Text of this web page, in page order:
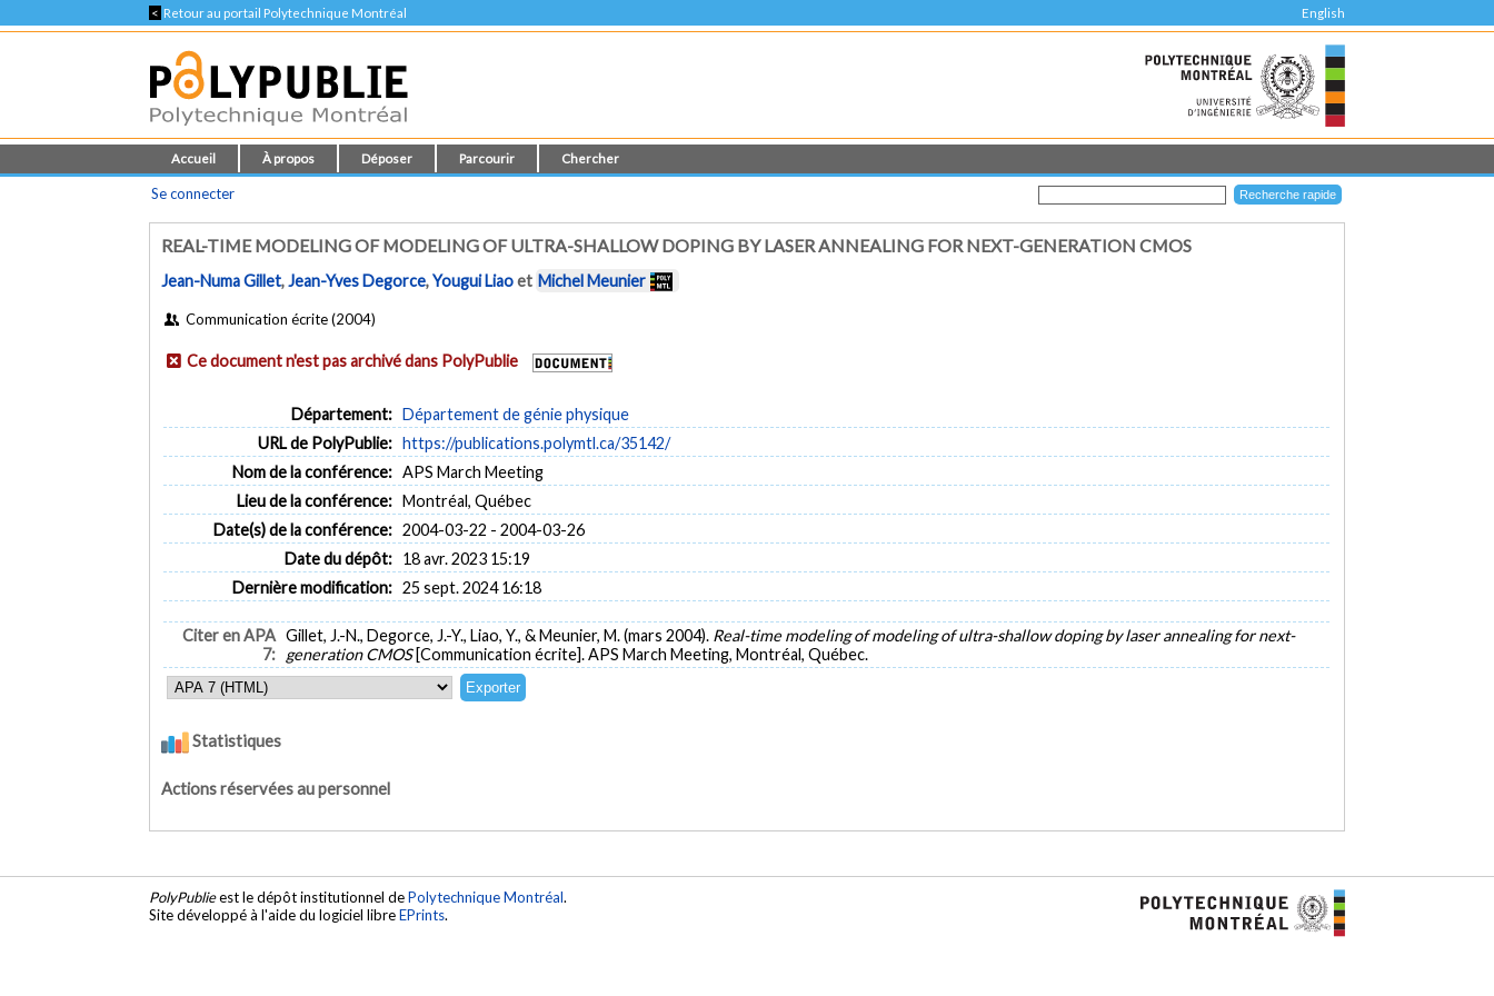
< Retour au portail Polytechnique Montréal English
Accueil À propos Déposer Parcourir Chercher
Se connecter
REAL-TIME MODELING OF MODELING OF ULTRA-SHALLOW DOPING BY LASER ANNEALING FOR NEXT-GENERATION CMOS
Jean-Numa Gillet,Jean-Yves Degorce,Yougui Liaoet Michel Meunier
Communication écrite (2004)
Ce document n'est pas archivé dans PolyPublie
Département: Département de génie physique
URL de PolyPublie: https://publications.polymtl.ca/35142/
Nom de la conférence: APS March Meeting
Lieu de la conférence: Montréal, Québec
Date(s) de la conférence: 2004-03-22 - 2004-03-26
Date du dépôt: 18 avr. 2023 15:19
Dernière modification: 25 sept. 2024 16:18
Citer en APA
7:
Gillet, J.-N., Degorce, J.-Y., Liao, Y., & Meunier, M. (mars 2004). Real-time modeling of modeling of ultra-shallow doping by laser annealing for next-
generation CMOS [Communication écrite]. APS March Meeting, Montréal, Québec.
Statistiques
Actions réservées au personnel
PolyPublieest le dépôt institutionnel dePolytechnique Montréal.
Site développé à l'aide du logiciel libreEPrints.